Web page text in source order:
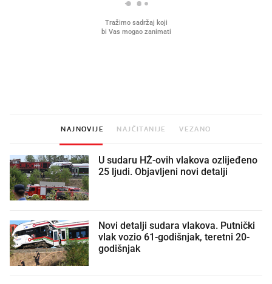
NAJNOVIJE NAJČITANIJE VEZANO
U sudaru HŽ-ovih vlakova ozlijeđeno
25 ljudi. Objavljeni novi detalji
Novi detalji sudara vlakova. Putnički
vlak vozio 61-godišnjak, teretni 20-
godišnjak